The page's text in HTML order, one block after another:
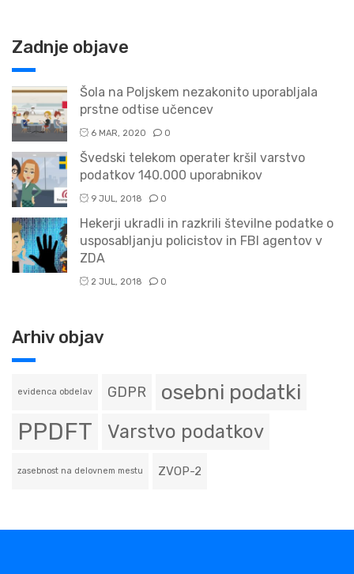
Zadnje objave
Šola na Poljskem nezakonito uporabljala
prstne odtise učencev
6 MAR, 2020 0
Švedski telekom operater kršil varstvo
podatkov 140.000 uporabnikov
9 JUL, 2018 0
Hekerji ukradli in razkrili številne podatke o
usposabljanju policistov in FBI agentov v
ZDA
2 JUL, 2018 0
Arhiv objav
evidenca obdelav GDPR osebni podatki
PPDFT Varstvo podatkov
zasebnost na delovnem mestu ZVOP-2